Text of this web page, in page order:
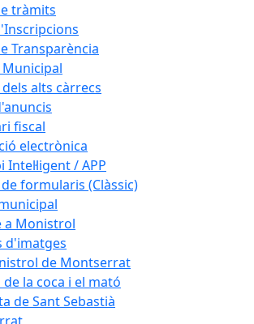
tràmits
Transparència
alts càrrecs
fiscal
electrònica
Intel·ligent / APP
formularis (Clàssic)
a Monistrol
d'imatges
de Montserrat
de la coca i el mató
de Sant Sebastià